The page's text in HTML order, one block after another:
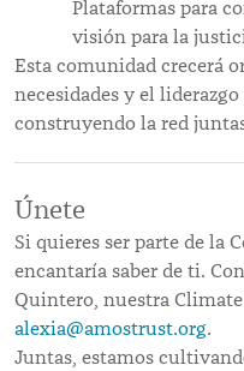
Plataformas para
visión para la
Esta comunidad crecerá
necesidades y el
construyendo la red
Únete
Si quieres ser parte de la
encantaría saber de ti.
Quintero, nuestra
alexia@amostrust.org.
Juntas, estamos